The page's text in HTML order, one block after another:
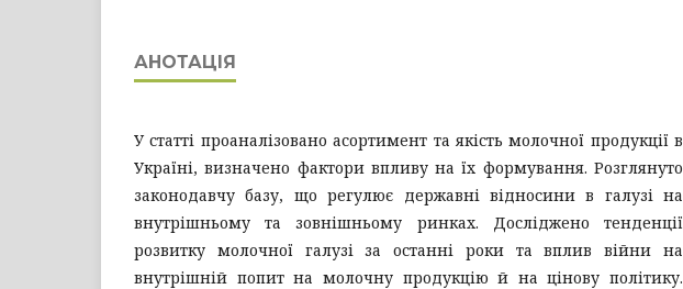
АНОТАЦІЯ
У статті проаналізовано асортимент та якість молочної продукції в
Україні, визначено фактори впливу на їх формування. Розглянуто
законодавчу базу, що регулює державні відносини в галузі на
внутрішньому та зовнішньому ринках. Досліджено тенденції
розвитку молочної галузі за останні роки та вплив війни на
внутрішній попит на молочну продукцію й на цінову політику.